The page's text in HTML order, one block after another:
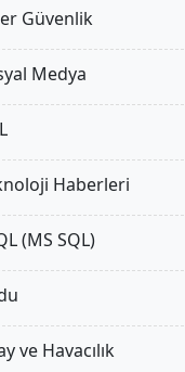
ikon ekler */
Güvenlik
Medya
Haberleri
(MS SQL)
ve Havacılık